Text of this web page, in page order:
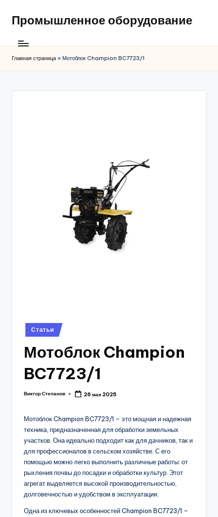
Промышленное оборудование
Главная страница » Мотоблок Champion BC7723/1
Posted
in
Статьи
Мотоблок Champion
BC7723/1
Posted
Виктор Степанов 26 мая 2025
Мотоблок Champion BC7723/1 – это мощная и надежная
техника, предназначенная для обработки земельных
участков. Она идеально подходит как для дачников, так и
для профессионалов в сельском хозяйстве. С его
помощью можно легко выполнить различные работы: от
рыхления почвы до посадки и обработки культур. Этот
агрегат выделяется высокой производительностью,
долговечностью и удобством в эксплуатации.
Одна из ключевых особенностей Champion BC7723/1 –